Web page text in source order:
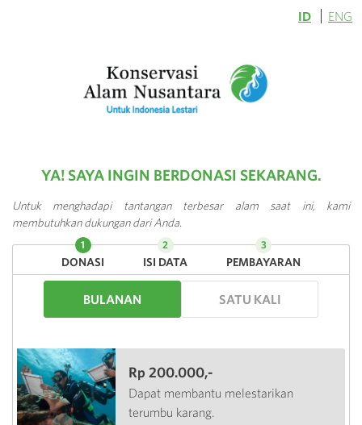
ID ENG
YA! SAYA INGIN BERDONASI SEKARANG.
Untuk menghadapi tantangan terbesar alam saat ini, kami
membutuhkan dukungan dari Anda.
DONASI ISI DATA PEMBAYARAN
BULANAN SATU KALI
Rp 200.000,-
Dapat membantu melestarikan
terumbu karang.